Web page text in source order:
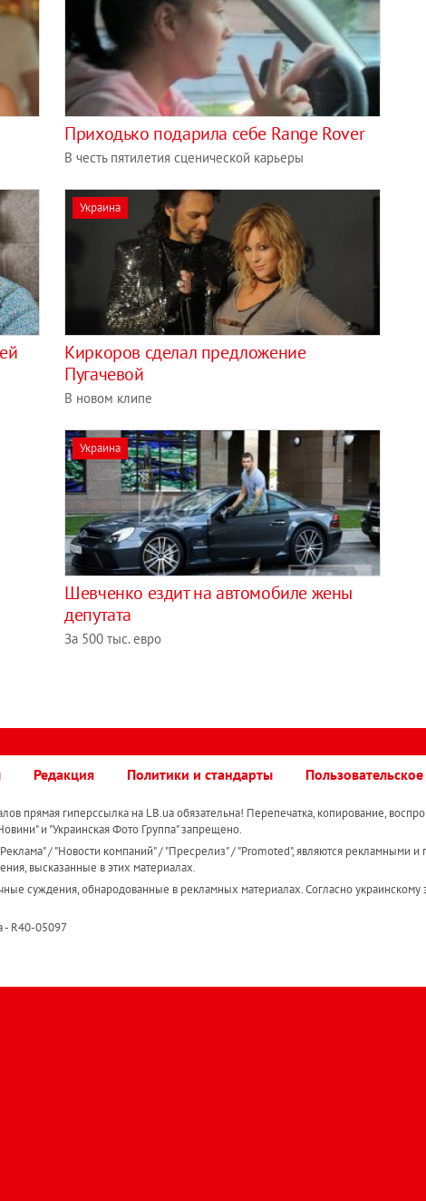
Приходько подарила себе Range Rover
В честь пятилетия сценической карьеры
Украина
Киркоров сделал предложение
Пугачевой
В новом клипе
Украина
Шевченко ездит на автомобиле жены
депутата
За 500 тыс. евро
Редакция Политики и стандарты
прямая гиперссылка на LB.ua обязательна! Перепечатка, копирование,
и "Украинская Фото Группа" запрещено.
/ "Новости компаний" / "Пресрелиз" / "Promoted", являются рекламными и
высказанные в этих материалах.
суждения, обнародованные в рекламных материалах. Согласно украинскому
- R40-05097